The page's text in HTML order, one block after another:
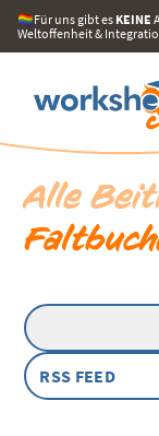
🏳️‍🌈Für uns gibt es KEINE
Weltoffenheit &
Alle
RSS FEED